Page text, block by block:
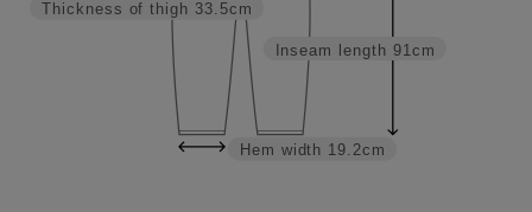
Inseam length 91cm
Hem width 19.2cm
Thickness of thigh 33.5cm